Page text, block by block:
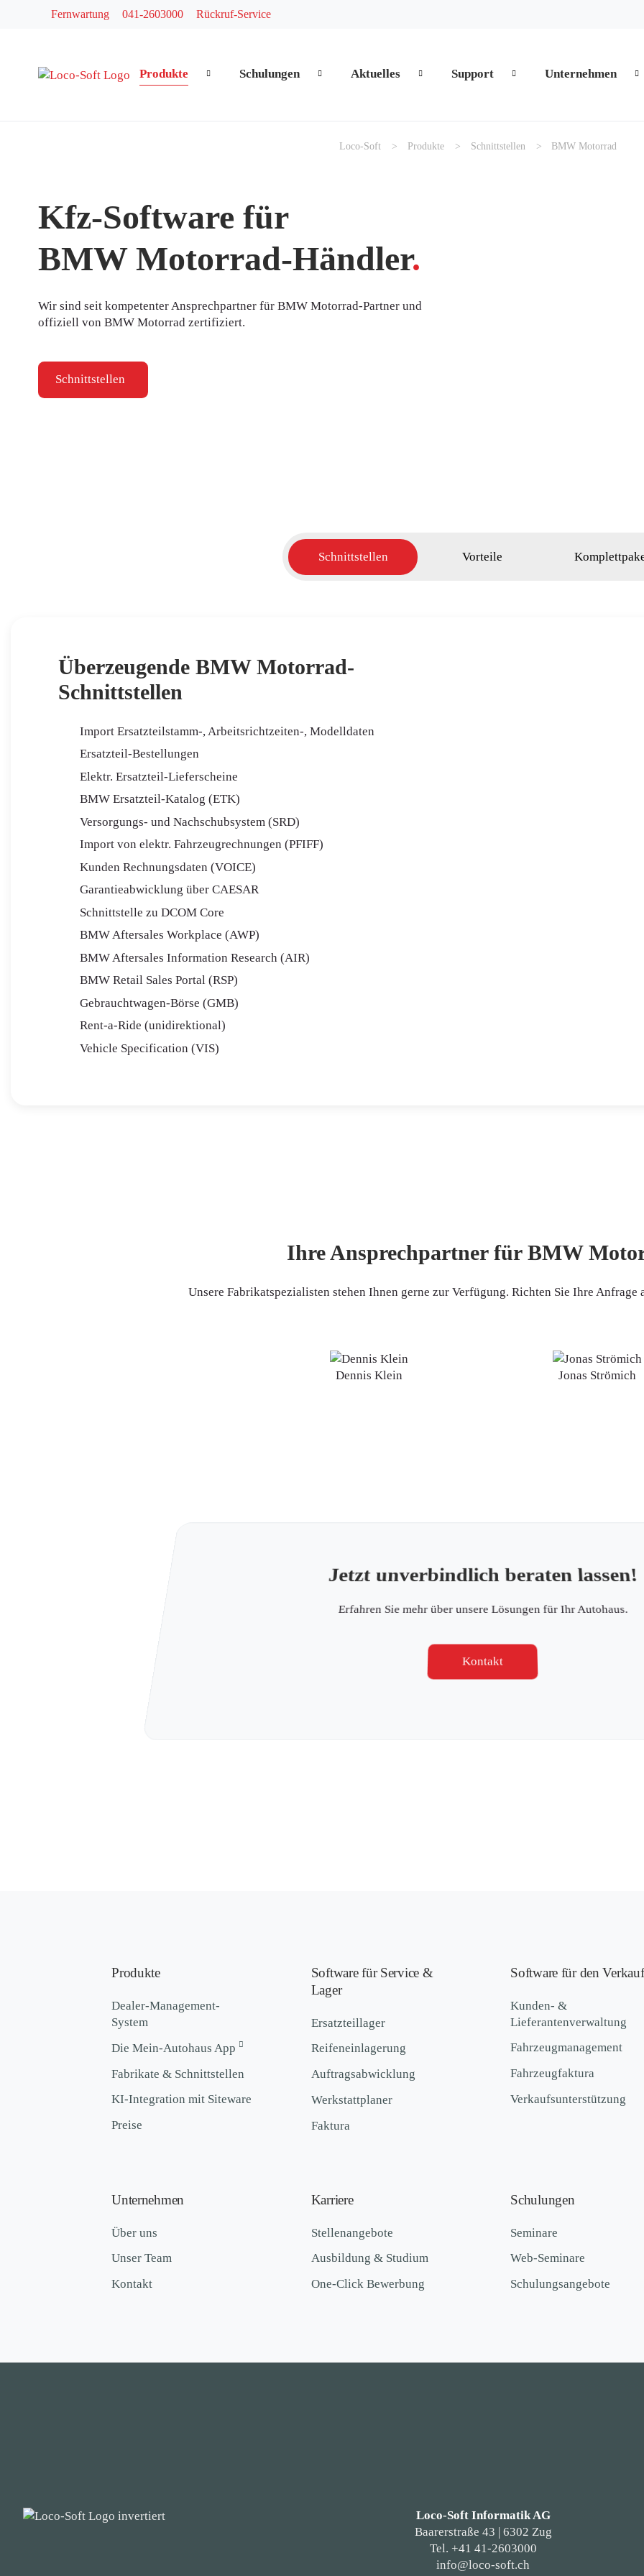
Fernwartung 041-2603000 Rückruf-Service
Navigation überspringen
Produkte Schulungen Aktuelles Support Unternehmen
zum Inhalt springen
Loco-Soft Produkte Schnittstellen BMW Motorrad
Kfz-Software für
BMW Motorrad-Händler.
Wir sind seit kompetenter Ansprechpartner für BMW Motorrad-Partner und
offiziell von BMW Motorrad zertifiziert.
Schnittstellen
Schnittstellen Vorteile
Überzeugende BMW Motorrad-
Schnittstellen
Import Ersatzteilstamm-, Arbeitsrichtzeiten-, Modelldaten
Ersatzteil-Bestellungen
Elektr. Ersatzteil-Lieferscheine
BMW Ersatzteil-Katalog (ETK)
Versorgungs- und Nachschubsystem (SRD)
Import von elektr. Fahrzeugrechnungen (PFIFF)
Kunden Rechnungsdaten (VOICE)
Garantieabwicklung über CAESAR
Schnittstelle zu DCOM Core
BMW Aftersales Workplace (AWP)
BMW Aftersales Information Research (AIR)
BMW Retail Sales Portal (RSP)
Gebrauchtwagen-Börse (GMB)
Rent-a-Ride (unidirektional)
Vehicle Specification (VIS)
Ihre Ansprechpartner für BMW
Unsere Fabrikatspezialisten stehen Ihnen gerne zur Verfügung. Richten Sie Ihre Anfrage
Dennis Klein Jonas Strömich
Jetzt unverbindlich beraten lassen!
Erfahren Sie mehr über unsere Lösungen für Ihr Autohaus.
Kontakt
Produkte
Dealer-Management-
System
Die Mein-Autohaus App
Fabrikate & Schnittstellen
KI-Integration mit Siteware
Preise
Software für Service &
Lager
Ersatzteillager
Reifeneinlagerung
Auftragsabwicklung
Werkstattplaner
Faktura
Software für den Verkauf
Kunden- &
Lieferantenverwaltung
Fahrzeugmanagement
Fahrzeugfaktura
Verkaufsunterstützung
Unternehmen
Über uns
Unser Team
Kontakt
Karriere
Stellenangebote
Ausbildung & Studium
One-Click Bewerbung
Schulungen
Seminare
Web-Seminare
Schulungsangebote
Loco-Soft Informatik AG
Baarerstraße 43 | 6302 Zug
Tel. +41 41-2603000
info@loco-soft.ch